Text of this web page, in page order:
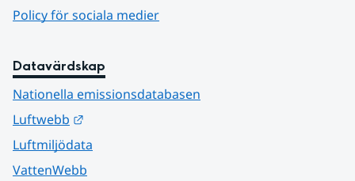
Policy för sociala medier
Datavärdskap
Nationella emissionsdatabasen
Luftwebb
Luftmiljödata
VattenWebb